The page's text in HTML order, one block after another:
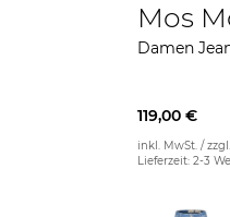
Mos
Damen
119,00 €
inkl. MwSt. / zzgl.
Lieferzeit: 2-3